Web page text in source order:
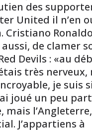
des
United il n’en
Cristiano Ronaldo
de clamer
Devils : «au
très nerveux,
je suis
joué un peu
mais l’Angleterre,
J’appartiens à